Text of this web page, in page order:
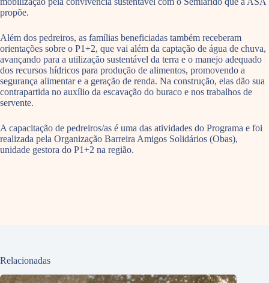
propõe.
Além dos pedreiros, as famílias beneficiadas também receberam
orientações sobre o P1+2, que vai além da captação de água de chuva,
avançando para a utilização sustentável da terra e o manejo adequado
dos recursos hídricos para produção de alimentos, promovendo a
segurança alimentar e a geração de renda. Na construção, elas dão sua
contrapartida no auxílio da escavação do buraco e nos trabalhos de
servente.
A capacitação de pedreiros/as é uma das atividades do Programa e foi
realizada pela Organização Barreira Amigos Solidários (Obas),
unidade gestora do P1+2 na região.
Relacionadas